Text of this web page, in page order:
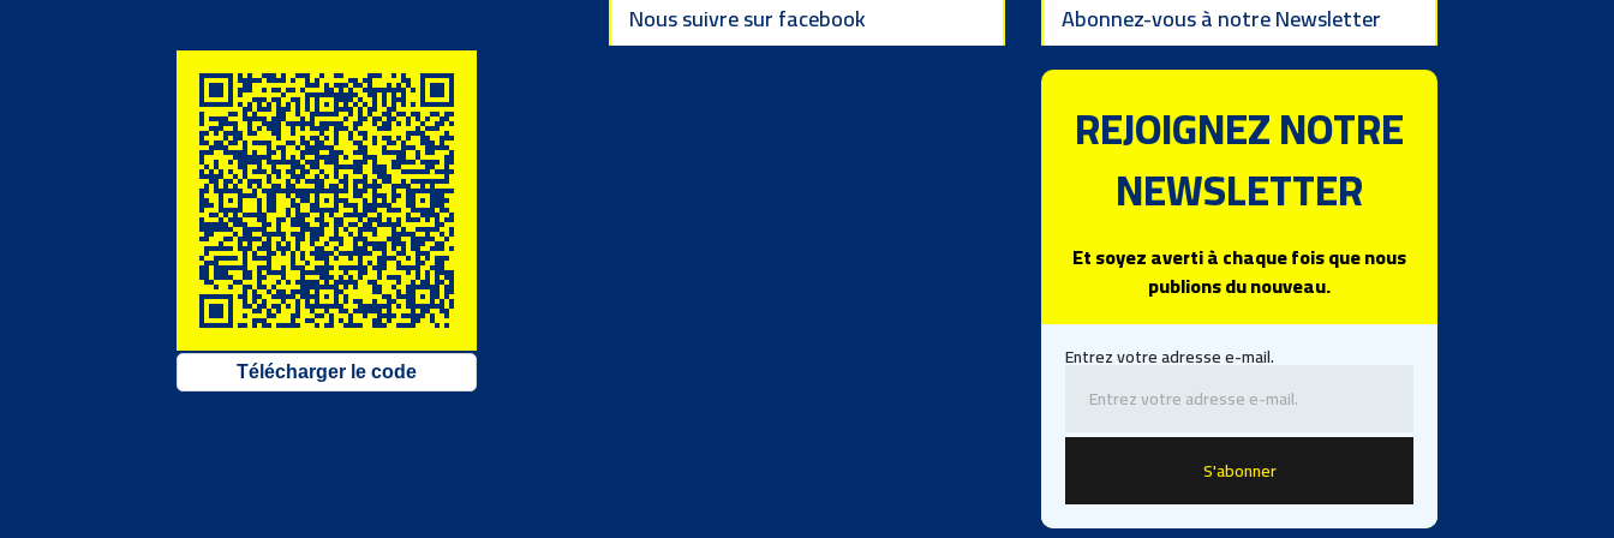
Télécharger le code
Nous suivre sur facebook Abonnez-vous à notre Newsletter
REJOIGNEZ NOTRE
NEWSLETTER
Et soyez averti à chaque fois que nous
publions du nouveau.
Entrez votre adresse e-mail.